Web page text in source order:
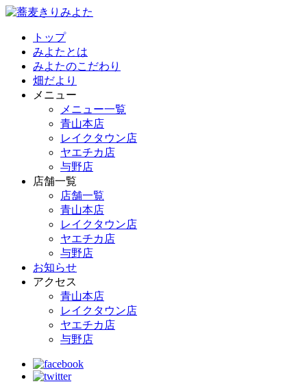
トップ
みよたとは
みよたのこだわり
畑だより
メニュー
メニュー一覧
青山本店
レイクタウン店
ヤエチカ店
与野店
店舗一覧
店舗一覧
青山本店
レイクタウン店
ヤエチカ店
与野店
お知らせ
アクセス
青山本店
レイクタウン店
ヤエチカ店
与野店